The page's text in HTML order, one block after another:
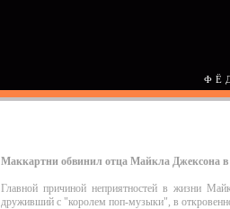
Маккартни обвинил отца Майкла Джексона в
Главной причиной неприятностей в жизни
друживший с "королем поп-музыки", в